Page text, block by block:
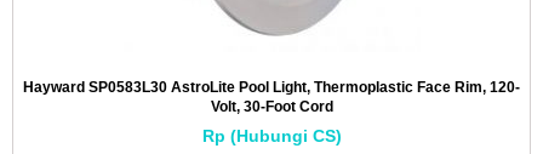
Hayward SP0583L30 AstroLite Pool Light, Thermoplastic Face Rim, 120-
Volt, 30-Foot Cord
Rp (Hubungi CS)